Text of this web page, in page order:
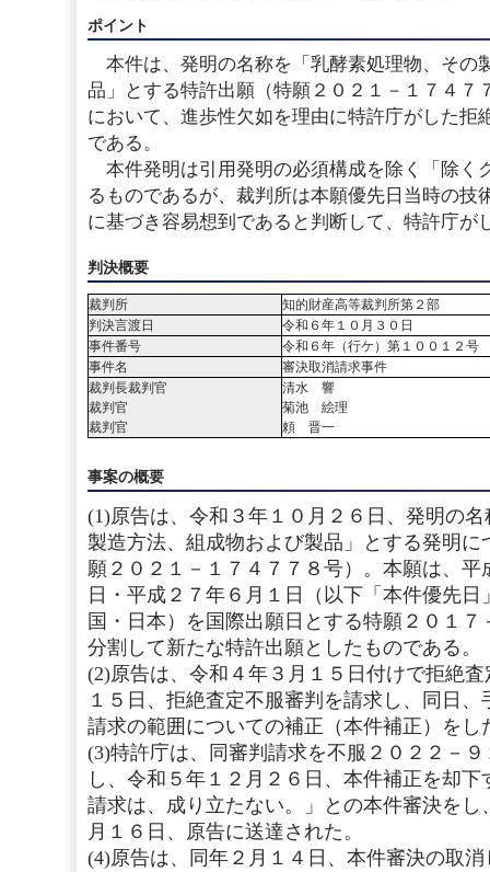
ポイント
本件は、発明の名称を「乳酵素処理物、その
品」とする特許出願（特願２０２１－１７４７
において、進歩性欠如を理由に特許庁がした拒
である。
本件発明は引用発明の必須構成を除く「除く
るものであるが、裁判所は本願優先日当時の技
に基づき容易想到であると判断して、特許庁が
判決概要
裁判所
知的財産高等裁判所第２部
判決言渡日
令和６年１０月３０日
事件番号
令和６年（行ケ）第１００１２号
事件名
審決取消請求事件
裁判長裁判官
裁判官
裁判官
清水 響
菊池 絵理
頼 晋一
事案の概要
(1)原告は、令和３年１０月２６日、発明の
製造方法、組成物および製品」とする発明
願２０２１－１７４７７８号）。本願は、
日・平成２７年６月１日（以下「本件優先
国・日本）を国際出願日とする特願２０１
分割して新たな特許出願としたものである。
(2)原告は、令和４年３月１５日付けで拒絶
１５日、拒絶査定不服審判を請求し、同日
請求の範囲についての補正（本件補正）をし
(3)特許庁は、同審判請求を不服２０２２－
し、令和５年１２月２６日、本件補正を却
請求は、成り立たない。」との本件審決を
月１６日、原告に送達された。
(4)原告は、同年２月１４日、本件審決の取